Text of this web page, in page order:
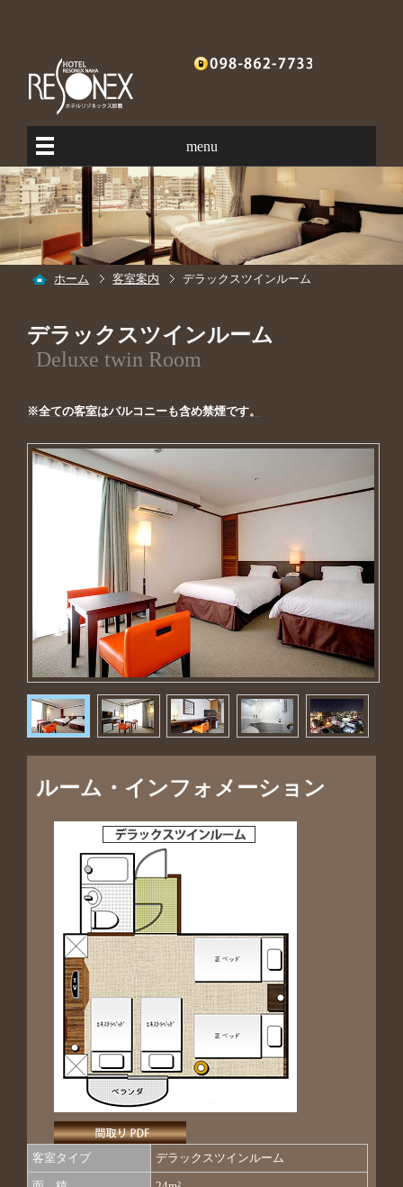
menu
ホーム 客室案内 デラックスツインルーム
デラックスツインルーム
Deluxe twin Room
※全ての客室はバルコニーも含め禁煙です。
ルーム・インフォメーション
客室タイプ デラックスツインルーム